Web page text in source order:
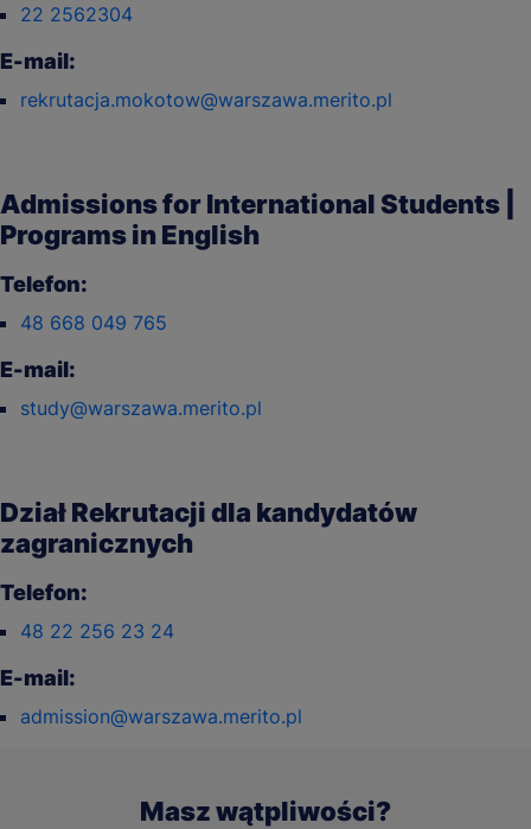
22 2562304
E-mail:
rekrutacja.mokotow@warszawa.merito.pl
Admissions for International Students |
Programs in English
Telefon:
48 668 049 765
E-mail:
study@warszawa.merito.pl
Dział Rekrutacji dla kandydatów
zagranicznych
Telefon:
48 22 256 23 24
E-mail:
admission@warszawa.merito.pl
Masz wątpliwości?